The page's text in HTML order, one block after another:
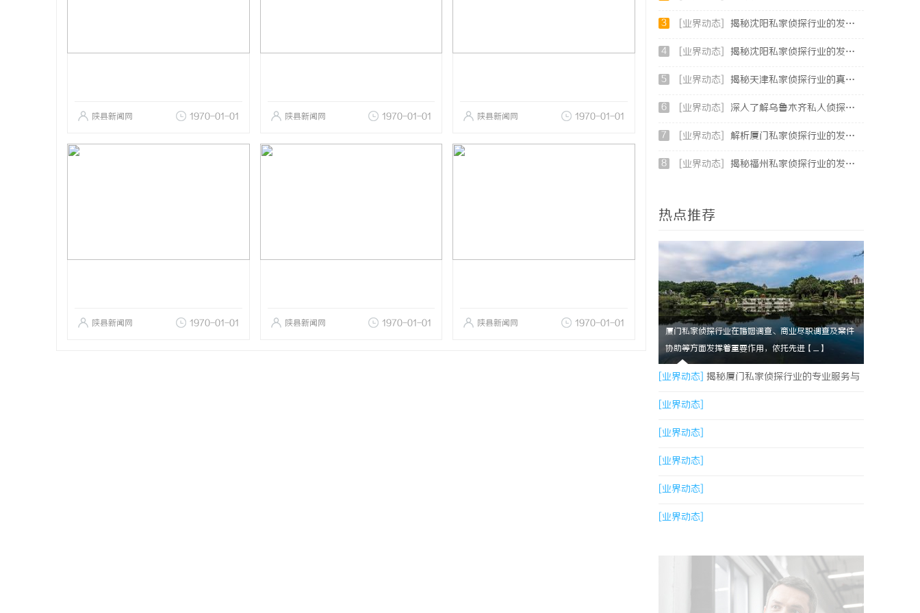
陕县新闻网 1970-01-01 陕县新闻网 1970-01-01 陕县新闻网 1970-01-01
陕县新闻网 1970-01-01 陕县新闻网 1970-01-01 陕县新闻网 1970-01-01
3 [业界动态] 揭秘沈阳私家侦探行业的发展与现实应用
4 [业界动态] 揭秘沈阳私家侦探行业的发展与应用：专业侦探服务的全方位解析
5 [业界动态] 揭秘天津私家侦探行业的真实面貌与服务优势
6 [业界动态] 深入了解乌鲁木齐私人侦探行业的现状与发展趋势
7 [业界动态] 解析厦门私家侦探行业的发展与服务优势全面指南
8 [业界动态] 揭秘福州私家侦探行业的发展与应用现状
热点推荐
厦门私家侦探行业在婚姻调查、商业尽职调查及案件
协助等方面发挥着重要作用，依托先进【....】
[业界动态] 揭秘厦门私家侦探行业的专业服务与
发展趋势
[业界动态]
[业界动态]
[业界动态]
[业界动态]
[业界动态]